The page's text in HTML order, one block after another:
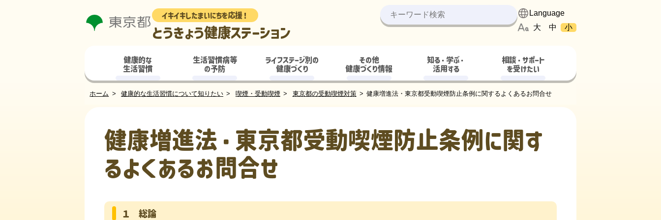
イキイキしたまいにちを応援！
とうきょう健康ステーション 大 中 小
健康的な
生活習慣
生活習慣病等
の予防
ライフステージ別の
健康づくり
その他
健康づくり情報
知る・学ぶ・
活用する
相談・サポート
を受けたい
ホーム 健康的な生活習慣について知りたい 喫煙・受動喫煙 東京都の受動喫煙対策 健康増進法・東京都受動喫煙防止条例に関するよくあるお問合せ
健康増進法・東京都受動喫煙防止条例に関す
るよくあるお問合せ
１ 総論